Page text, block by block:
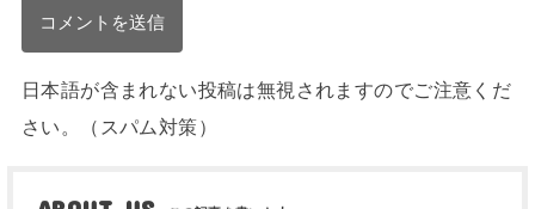
日本語が含まれない投稿は無視されますのでご注意くだ
さい。（スパム対策）